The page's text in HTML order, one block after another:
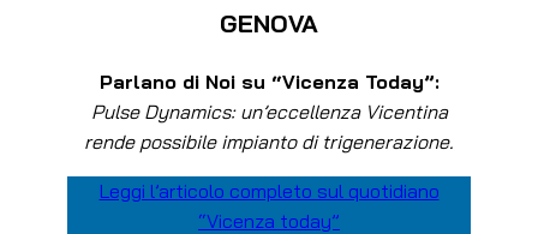
GENOVA
Parlano di Noi su “Vicenza Today”:
Pulse Dynamics: un’eccellenza Vicentina
rende possibile impianto di trigenerazione.
Leggi l’articolo completo sul quotidiano
“Vicenza today”